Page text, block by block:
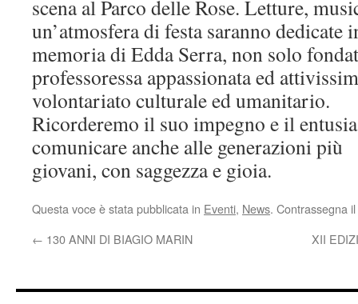
scena al Parco delle Rose. Letture,
un’atmosfera di festa saranno dedicate
memoria di Edda Serra, non solo
professoressa appassionata ed
volontariato culturale ed umanitario.
Ricorderemo il suo impegno e il
comunicare anche alle generazioni più
giovani, con saggezza e gioia.
Questa voce è stata pubblicata in Eventi, News. Contrassegna il
← 130 ANNI DI BIAGIO MARIN XII